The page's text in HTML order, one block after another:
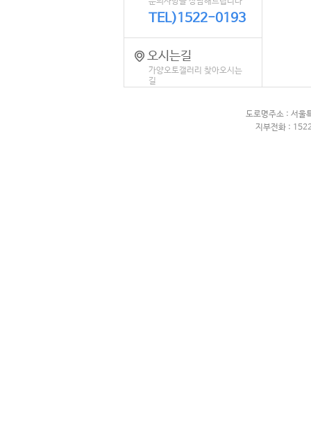
도로명주소 : 서울
지부전화 :
TEL)1522-0193
오시는길
가양오토갤러리 찾아오시는
길